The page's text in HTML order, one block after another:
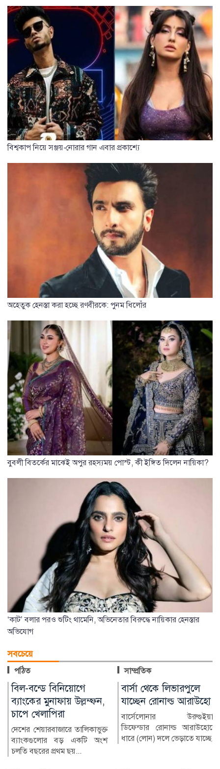
বিশ্বকাপ নিয়ে সঞ্জয়-নোরার গান এবার প্রকাশ্যে
অহেতুক হেনস্তা করা হচ্ছে রণবীরকে: পুনম ধিলোঁর
বুবলী বিতর্কের মাঝেই অপুর রহস্যময় পোস্ট, কী ইঙ্গিত দিলেন নায়িকা?
‘কাট’ বলার পরও শুটিং থামেনি, অভিনেতার বিরুদ্ধে নায়িকার হেনস্তার
অভিযোগ
সবচেয়ে
পঠিত সাম্প্রতিক
বার্সা থেকে লিভারপুলে
যাচ্ছেন রোনাল্ড আরাউহো
বার্সেলোনার উরুগুইয়ান
ডিফেন্ডার রোনাল্ড আরাউহোকে
ধারে (লোন) দলে ভেড়াতে যাচ্ছে...
চিকিৎসক নিরাপদ
থাকলেই বদলাবে
স্বাস্থ্যসেবার চিত্র
বাংলাদেশের স্বাস্থ্য খাতে গত
কয়েক দশকে উল্লেখযোগ্য